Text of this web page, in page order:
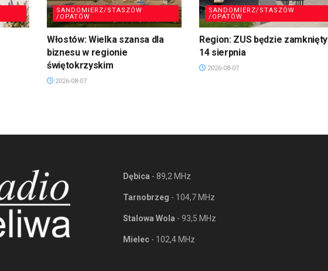
SANDOMIERZ/STASZÓW
/OPATÓW
Włostów: Wielka szansa dla
biznesu w regionie
świętokrzyskim
2026-08-07
SANDOMIERZ/STASZÓW
/OPATÓW
Region: ZUS będzie zamknięty
14 sierpnia
2026-08-07
Dębica - 89,2 MHz
Tarnobrzeg - 104,7 MHz
Stalowa Wola - 93,5 MHz
Mielec - 102,4 MHz